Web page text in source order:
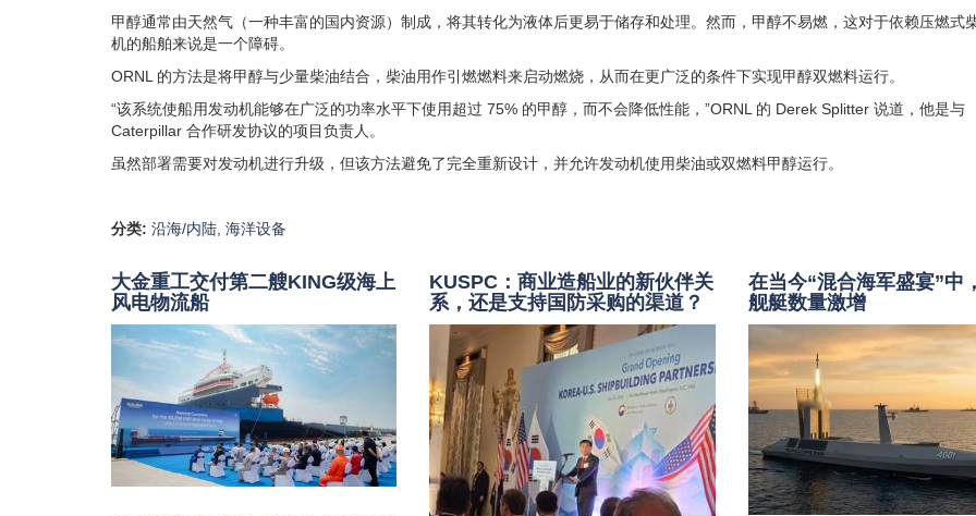
甲醇通常由天然气（一种丰富的国内资源）制成，将其转化为液体后更易于储存和处理。然而，甲醇不易燃，这对于依赖压燃式
机的船舶来说是一个障碍。
ORNL 的方法是将甲醇与少量柴油结合，柴油用作引燃燃料来启动燃烧，从而在更广泛的条件下实现甲醇双燃料运行。
“该系统使船用发动机能够在广泛的功率水平下使用超过 75% 的甲醇，而不会降低性能，”ORNL 的 Derek Splitter 说道，他是与
Caterpillar 合作研发协议的项目负责人。
虽然部署需要对发动机进行升级，但该方法避免了完全重新设计，并允许发动机使用柴油或双燃料甲醇运行。
分类: 沿海/内陆 海洋设备
大金重工交付第二艘KING级海上
风电物流船
KUSPC：商业造船业的新伙伴关
系，还是支持国防采购的渠道？
在当今“混合海军盛宴”中
舰艇数量激增